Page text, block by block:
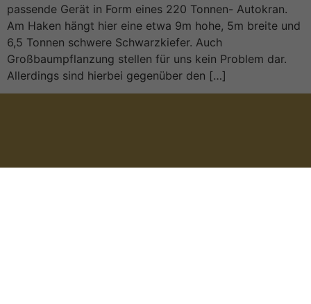
passende Gerät in Form eines 220 Tonnen- Autokran.
Am Haken hängt hier eine etwa 9m hohe, 5m breite und
6,5 Tonnen schwere Schwarzkiefer. Auch
Großbaumpflanzung stellen für uns kein Problem dar.
Allerdings sind hierbei gegenüber den […]